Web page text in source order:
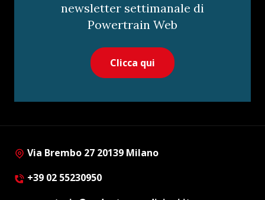
newsletter settimanale di
Powertrain Web
Clicca qui
Via Brembo 27 20139 Milano
+39 02 55230950